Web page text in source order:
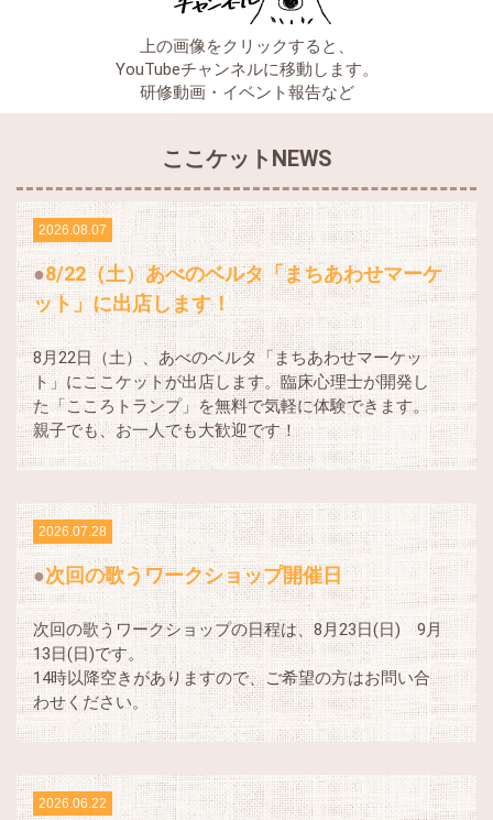
上の画像をクリックすると、
YouTubeチャンネルに移動します。
研修動画・イベント報告など
ここケットNEWS
2026.08.07
8/22（土）あべのベルタ「まちあわせマーケ
ット」に出店します！
8月22日（土）、あべのベルタ「まちあわせマーケッ
ト」にここケットが出店します。臨床心理士が開発し
た「こころトランプ」を無料で気軽に体験できます。
親子でも、お一人でも大歓迎です！
2026.07.28
次回の歌うワークショップ開催日
次回の歌うワークショップの日程は、8月23日(日) 9月
13日(日)です。
14時以降空きがありますので、ご希望の方はお問い合
わせください。
2026.06.22